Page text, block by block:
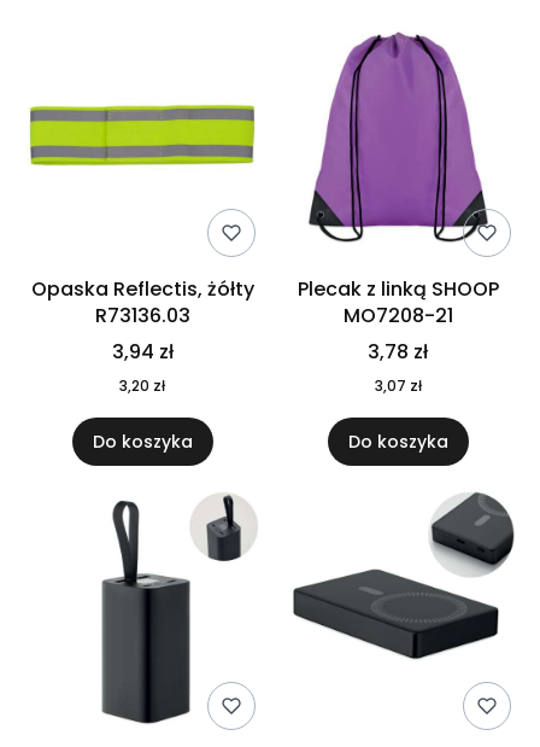
Opaska Reflectis, żółty
R73136.03
3,94 zł
3,20 zł
Do koszyka
Plecak z linką SHOOP
MO7208-21
3,78 zł
3,07 zł
Do koszyka